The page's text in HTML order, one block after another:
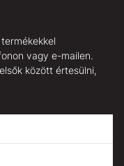
vagy e-mailen.
között értesülni,